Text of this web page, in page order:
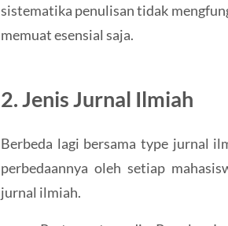
sistematika penulisan tidak
memuat esensial saja.
2. Jenis Jurnal Ilmiah
Berbeda lagi bersama type jurnal
perbedaannya oleh setiap
jurnal ilmiah.